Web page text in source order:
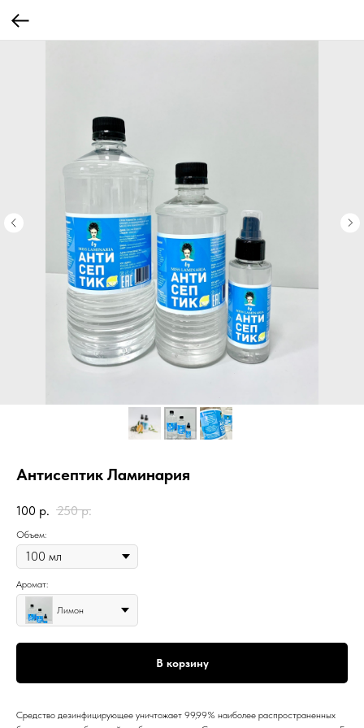
Антисептик Ламинария
100 р. 250 р.
Объем:
Аромат:
Лимон
В корзину
Средство дезинфицирующее уничтожает 99,99% наиболее распространенных